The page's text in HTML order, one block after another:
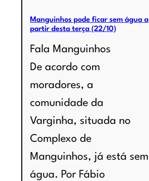
Manguinhos pode ficar sem água a
partir desta terça (22/10)
Fala Manguinhos
De acordo com
moradores, a
comunidade da
Varginha, situada no
Complexo de
Manguinhos, já está sem
água. Por Fábio